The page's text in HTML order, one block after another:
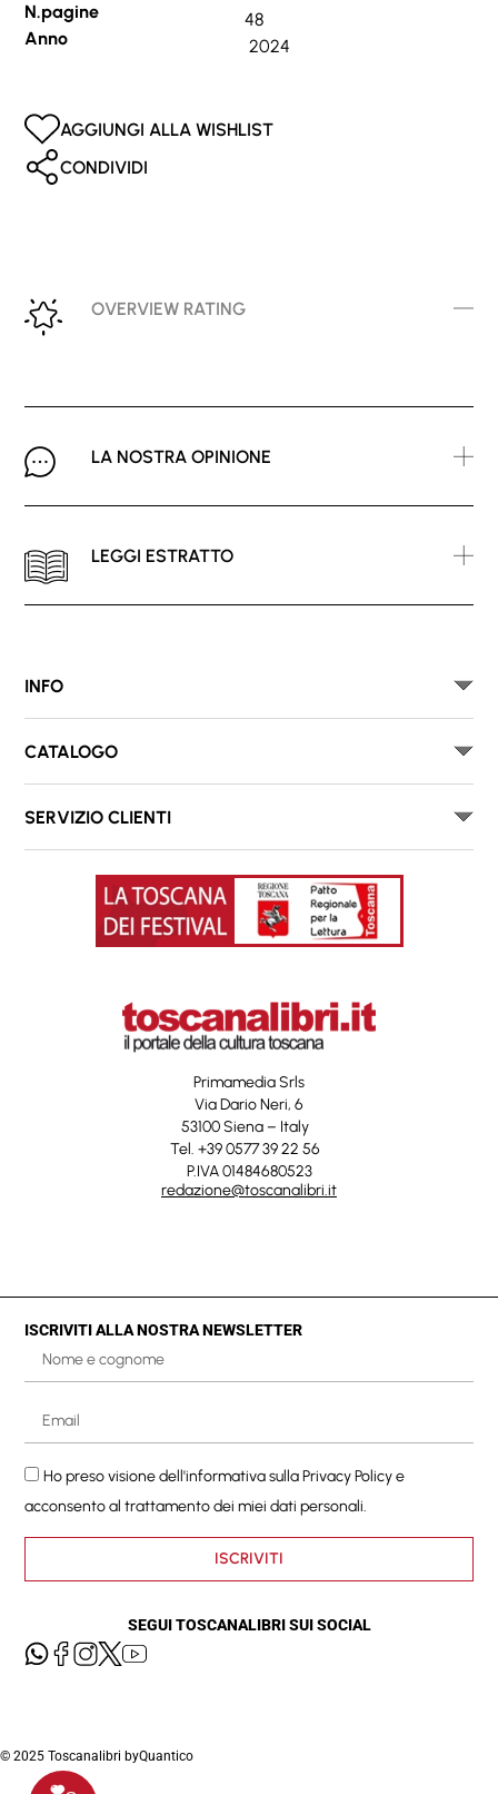
N.pagine
48
Anno
2024
AGGIUNGI ALLA WISHLIST
CONDIVIDI
OVERVIEW RATING
LA NOSTRA OPINIONE
LEGGI ESTRATTO
INFO
CATALOGO
SERVIZIO CLIENTI
Primamedia Srls
Via Dario Neri, 6
53100 Siena – Italy
Tel. +39 0577 39 22 56
P.IVA 01484680523
redazione@toscanalibri.it
ISCRIVITI ALLA NOSTRA NEWSLETTER
Ho preso visione dell'informativa sullaPrivacy Policye
acconsento al trattamento dei miei dati personali.
ISCRIVITI
SEGUI TOSCANALIBRI SUI SOCIAL
© 2025 Toscanalibri byQuantico